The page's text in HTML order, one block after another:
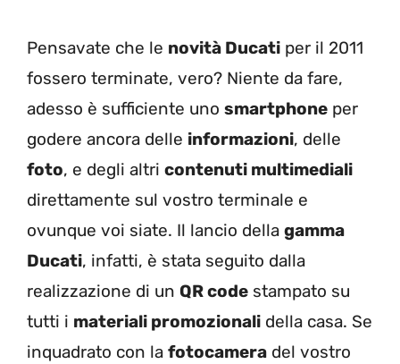
Pensavate che le novità Ducati per il 2011
fossero terminate, vero? Niente da fare,
adesso è sufficiente uno smartphone per
godere ancora delle informazioni, delle
foto, e degli altri contenuti multimediali
direttamente sul vostro terminale e
ovunque voi siate. Il lancio della gamma
Ducati, infatti, è stata seguito dalla
realizzazione di un QR code stampato su
tutti i materiali promozionali della casa. Se
inquadrato con la fotocamera del vostro